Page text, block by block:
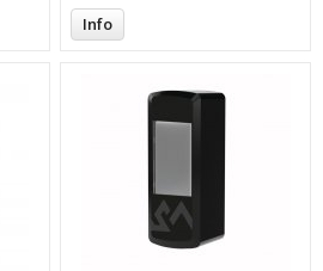
Info